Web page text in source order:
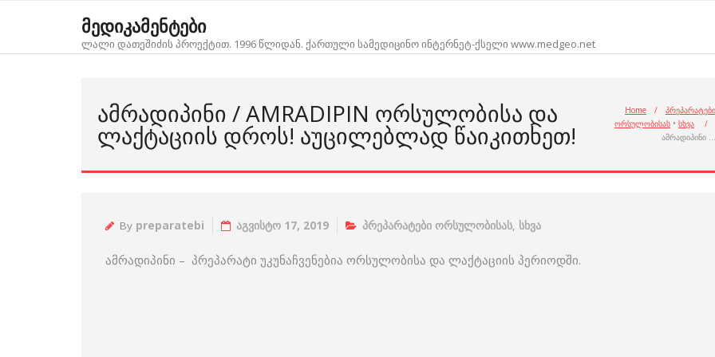
მედიკამენტები
ლალი დათეშიძის პროექტით. 1996 წლიდან. ქართული სამედიცინო ინტერნეტ-ქსელი www.medgeo.net
ᲐᲛᲠᲐᲓᲘᲞᲘᲜᲘ / AMRADIPIN ᲝᲠᲡᲣᲚᲝᲑᲘᲡᲐ ᲓᲐ
ᲚᲐᲥᲢᲐᲪᲘᲘᲡ ᲓᲠᲝᲡ! ᲐᲣᲪᲘᲚᲔᲑᲚᲐᲓ ᲬᲐᲘᲙᲘᲗᲮᲔᲗ!
Home /
პრეპარატები
ორსულობისას • სხვა
/
ამრადიპინი …
By preparatebi აგვისტო 17, 2019 პრეპარატები ორსულობისას, სხვა
ამრადიპინი – პრეპარატი უკუნაჩვენებია ორსულობისა და ლაქტაციის პერიოდში.